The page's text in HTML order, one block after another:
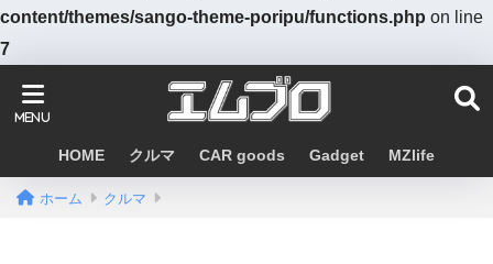
content/themes/sango-theme-poripu/functions.php on line
7
HOME クルマ CAR goods Gadget MZlife
ホーム クルマ